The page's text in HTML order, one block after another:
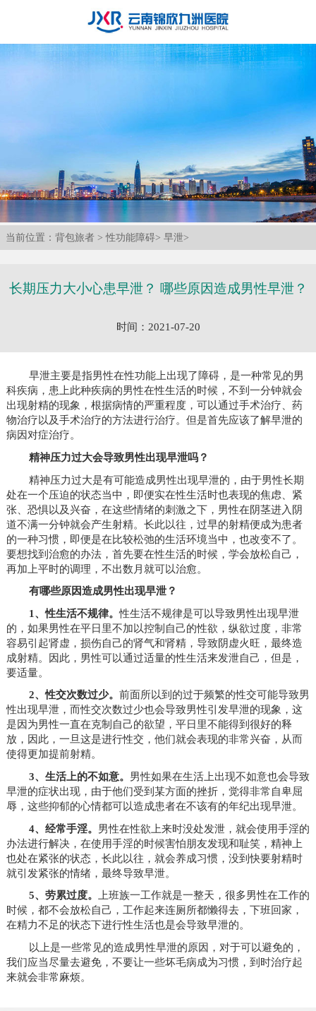
当前位置： 背包旅者 >性功能障碍> 早泄>
长期压力大小心患早泄？ 哪些原因造成男性早泄？
时间：2021-07-20
早泄主要是指男性在性功能上出现了障碍，是一种常见的男
科疾病，患上此种疾病的男性在性生活的时候，不到一分钟就会
出现射精的现象，根据病情的严重程度，可以通过手术治疗、药
物治疗以及手术治疗的方法进行治疗。但是首先应该了解早泄的
病因对症治疗。
精神压力过大会导致男性出现早泄吗？
精神压力过大是有可能造成男性出现早泄的，由于男性长期
处在一个压迫的状态当中，即便实在性生活时也表现的焦虑、紧
张、恐惧以及兴奋，在这些情绪的刺激之下，男性在阴茎进入阴
道不满一分钟就会产生射精。长此以往，过早的射精便成为患者
的一种习惯，即便是在比较松弛的生活环境当中，也改变不了。
要想找到治愈的办法，首先要在性生活的时候，学会放松自己，
再加上平时的调理，不出数月就可以治愈。
有哪些原因造成男性出现早泄？
1、性生活不规律。性生活不规律是可以导致男性出现早泄
的，如果男性在平日里不加以控制自己的性欲，纵欲过度，非常
容易引起肾虚，损伤自己的肾气和肾精，导致阴虚火旺，最终造
成射精。因此，男性可以通过适量的性生活来发泄自己，但是，
要适量。
2、性交次数过少。 前面所以到的过于频繁的性交可能导致男
性出现早泄，而性交次数过少也会导致男性引发早泄的现象，这
是因为男性一直在克制自己的欲望，平日里不能得到很好的释
放，因此，一旦这是进行性交，他们就会表现的非常兴奋，从而
使得更加提前射精。
3、生活上的不如意。 男性如果在生活上出现不如意也会导致
早泄的症状出现，由于他们受到某方面的挫折，觉得非常自卑屈
辱，这些抑郁的心情都可以造成患者在不该有的年纪出现早泄。
4、经常手淫。 男性在性欲上来时没处发泄，就会使用手淫的
办法进行解决，在使用手淫的时候害怕朋友发现和耻笑，精神上
也处在紧张的状态，长此以往，就会养成习惯，没到快要射精时
就引发紧张的情绪，最终导致早泄。
5、劳累过度。
上班族一工作就是一整天，很多男性在工作的
时候，都不会放松自己，工作起来连厕所都懒得去，下班回家，
在精力不足的状态下进行性生活也是会导致早泄的。
以上是一些常见的造成男性早泄的原因，对于可以避免的，
我们应当尽量去避免，不要让一些坏毛病成为习惯，到时治疗起
来就会非常麻烦。